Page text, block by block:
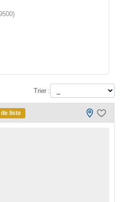
Trier :
de liste